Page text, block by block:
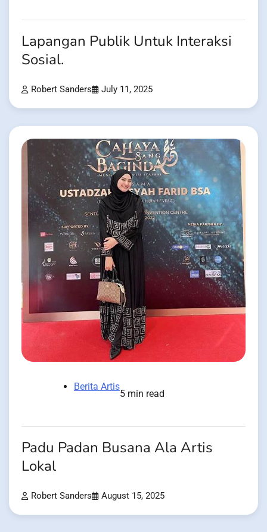
Lapangan Publik Untuk Interaksi
Sosial.
Robert Sanders July 11, 2025
Berita Artis
5 min read
Padu Padan Busana Ala Artis
Lokal
Robert Sanders August 15, 2025